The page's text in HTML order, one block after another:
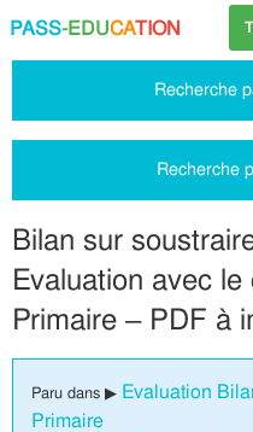
PASS-EDUCATION
Recherche
Recherche
Bilan sur
Evaluation avec
Primaire – PDF à
Paru dans ▶ Evaluation
Primaire